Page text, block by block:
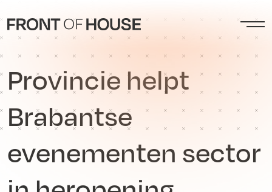
Provincie helpt
Brabantse
evenementen sector